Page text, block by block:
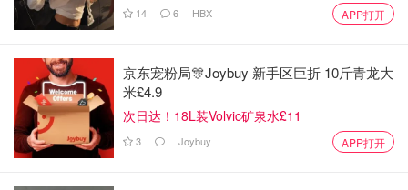
14 6 HBX APP打开
京东宠粉局🎊Joybuy 新手区巨折 10斤青龙大
米£4.9
次日达！18L装Volvic矿泉水£11
3 Joybuy APP打开